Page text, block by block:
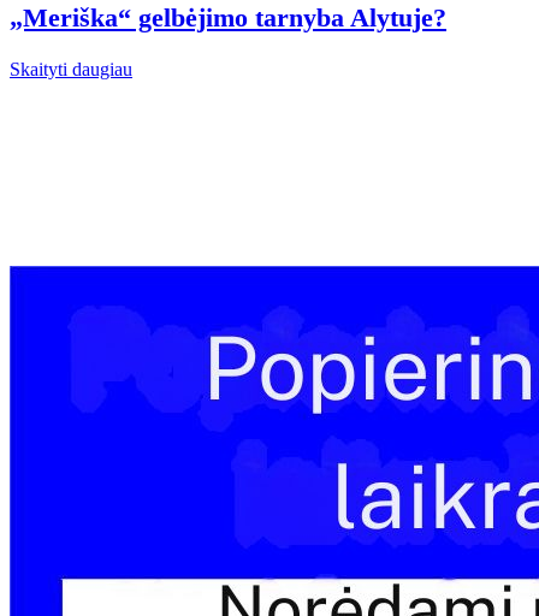
„Meriška“ gelbėjimo tarnyba Alytuje?
Skaityti daugiau